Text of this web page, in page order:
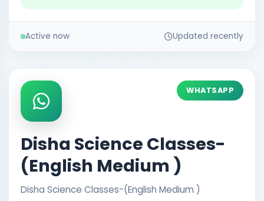
Active now Updated recently
WHATSAPP
Disha Science Classes-
(English Medium )
Disha Science Classes-(English Medium )